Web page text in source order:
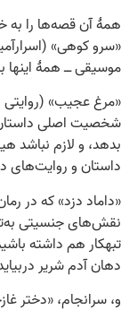
همۀ آن قصه‌ها را به
«سرو کوهی»
موسیقی ــ همۀ اینها
«مرغ عجیب»
شخصیت اصلی
بدهد، و لازم نباشد
داستان و روایت‌های
«داماد دزد» که در
نقش‌های جنسیتی
تبهکار هم داشته
دهان آدم شریر
و، سرانجام، «دختر